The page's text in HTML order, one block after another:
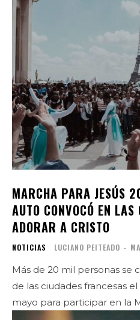
MARCHA PARA JESÚS
AUTO CONVOCÓ EN
ADORAR A CRISTO
NOTICIAS LUCIANO PEITEADO -
Más de 20 mil personas se
de las ciudades francesas
mayo para participar en la